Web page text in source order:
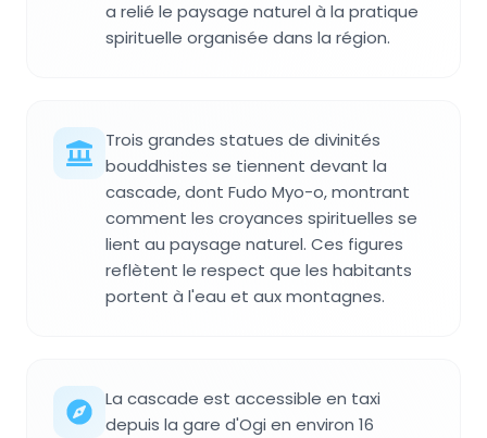
a relié le paysage naturel à la pratique
spirituelle organisée dans la région.
Trois grandes statues de divinités
bouddhistes se tiennent devant la
cascade, dont Fudo Myo-o, montrant
comment les croyances spirituelles se
lient au paysage naturel. Ces figures
reflètent le respect que les habitants
portent à l'eau et aux montagnes.
La cascade est accessible en taxi
depuis la gare d'Ogi en environ 16